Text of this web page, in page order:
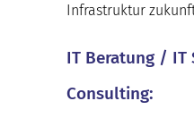
Infrastruktur
IT Beratung /
Consulting: